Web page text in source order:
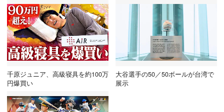
千原ジュニア、高級寝具を約100万
円爆買い
大谷選手の50／50ボールが台湾で
展示